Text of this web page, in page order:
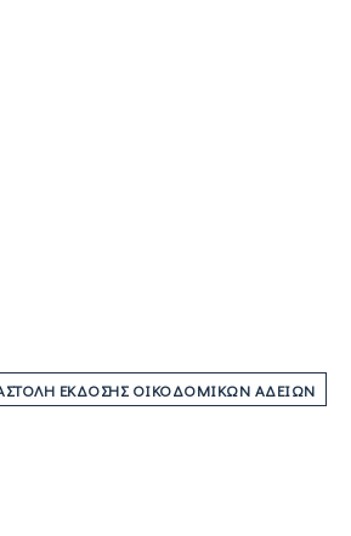
ΈΚΔΟΣΗΣ ΟΙΚΟΔΟΜΙΚΏΝ ΑΔΕΙΏΝ